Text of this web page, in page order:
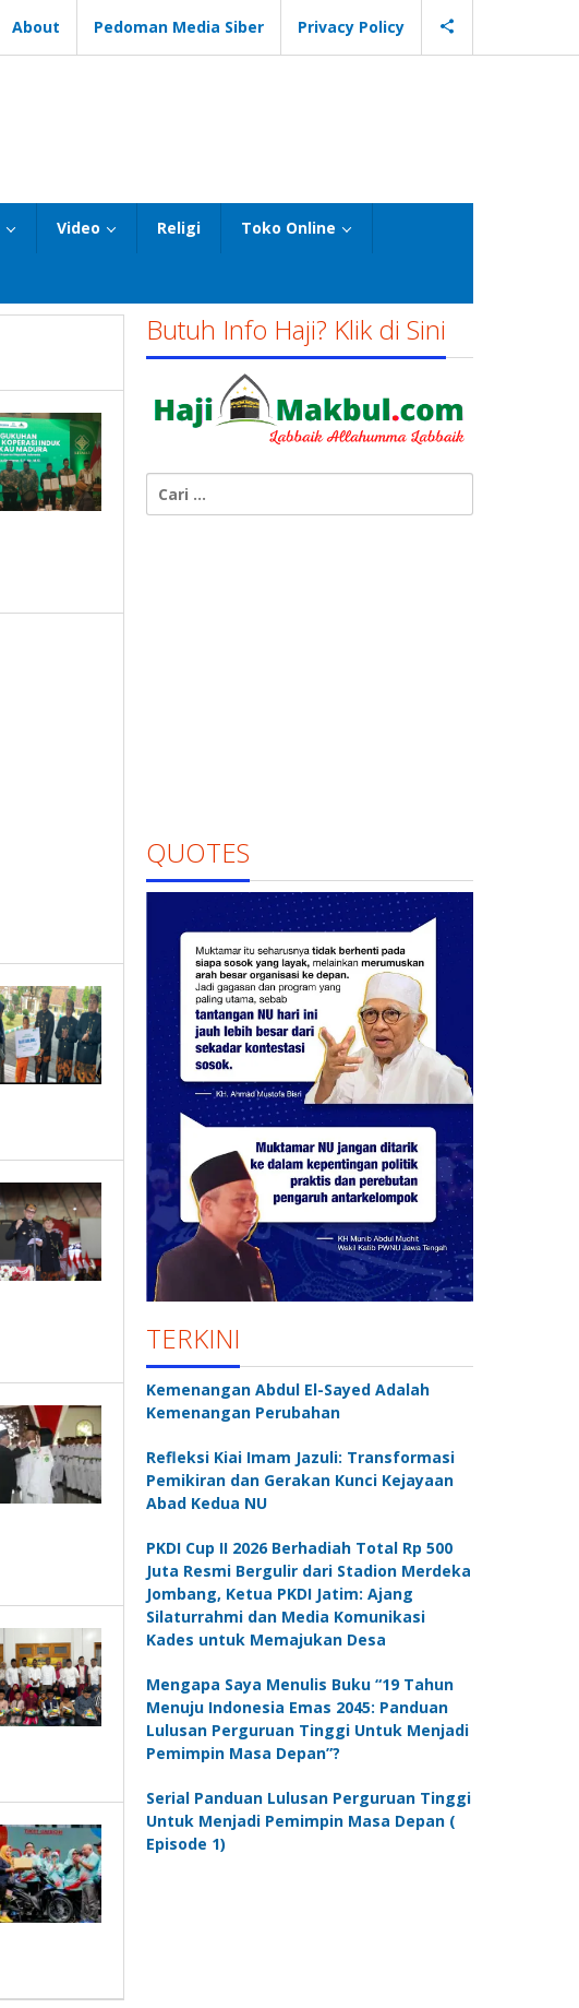
About Pedoman Media Siber Privacy Policy
Video Religi Toko Online
Butuh Info Haji? Klik di Sini
untuk:
QUOTES
TERKINI
Kemenangan Abdul El-Sayed Adalah
Kemenangan Perubahan
Refleksi Kiai Imam Jazuli: Transformasi
Pemikiran dan Gerakan Kunci Kejayaan
Abad Kedua NU
PKDI Cup II 2026 Berhadiah Total Rp 500
Juta Resmi Bergulir dari Stadion Merdeka
Jombang, Ketua PKDI Jatim: Ajang
Silaturrahmi dan Media Komunikasi
Kades untuk Memajukan Desa
Mengapa Saya Menulis Buku “19 Tahun
Menuju Indonesia Emas 2045: Panduan
Lulusan Perguruan Tinggi Untuk Menjadi
Pemimpin Masa Depan”?
Serial Panduan Lulusan Perguruan Tinggi
Untuk Menjadi Pemimpin Masa Depan (
Episode 1)